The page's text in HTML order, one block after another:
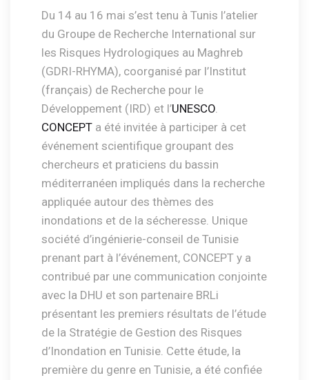
Du 14 au 16 mai s’est tenu à Tunis l’atelier
du Groupe de Recherche International sur
les Risques Hydrologiques au Maghreb
(GDRI-RHYMA), coorganisé par l’Institut
(français) de Recherche pour le
Développement (IRD) et l’UNESCO
CONCEPT a été invitée à participer à cet
événement scientifique groupant des
chercheurs et praticiens du bassin
méditerranéen impliqués dans la recherche
appliquée autour des thèmes des
inondations et de la sécheresse. Unique
société d’ingénierie-conseil de Tunisie
prenant part à l’événement, CONCEPT y a
contribué par une communication conjointe
avec la DHU et son partenaire BRLi
présentant les premiers résultats de l’étude
de la Stratégie de Gestion des Risques
d’Inondation en Tunisie. Cette étude, la
première du genre en Tunisie, a été confiée